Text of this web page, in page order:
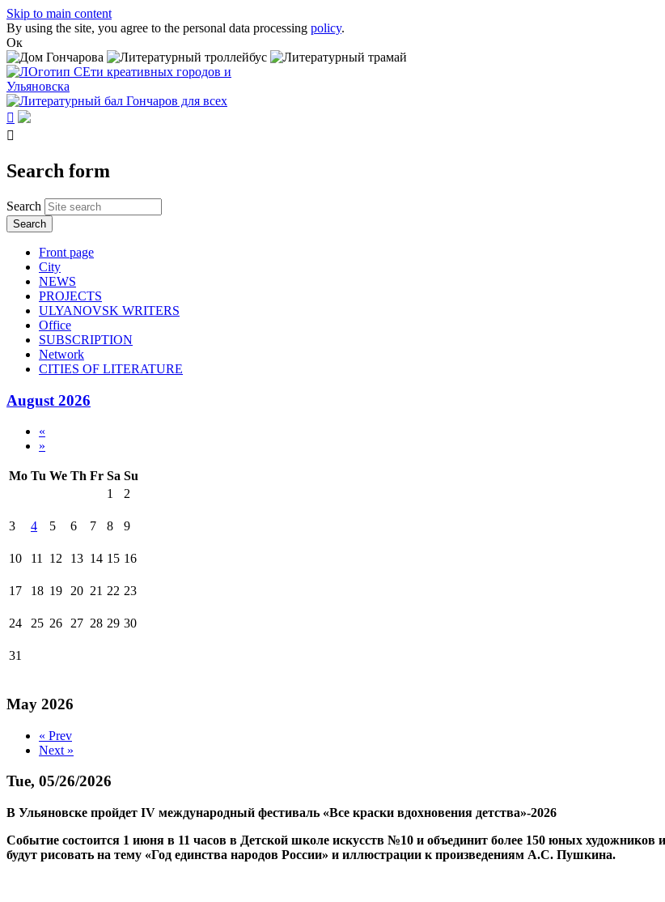
Skip to main content
By using the site, you agree to the personal data processing policy.
Ок


Search form
Search
Front page
City
NEWS
PROJECTS
ULYANOVSK WRITERS
Office
SUBSСRIPTION
Network
CITIES OF LITERATURE
August 2026
«
»
Mo Tu We Th Fr Sa Su
1
2
3 4 5 6 7 8 9
10 11 12 13 14 15 16
17 18 19 20 21 22 23
24 25 26 27 28 29 30
31
May 2026
« Prev
Next »
Tue, 05/26/2026
В Ульяновске пройдет IV международный фестиваль «Все краски вдохновения детства»-2026
Событие состоится 1 июня в 11 часов в Детской школе искусств №10 и объединит более 150 юных
будут рисовать на тему «Год единства народов России» и иллюстрации к произведениям А.С. Пушкина.